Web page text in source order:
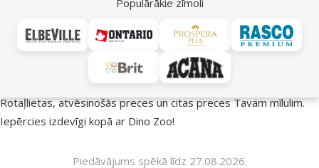
Populārākie zīmoli
Vasara turpinās – atlaides katrai gaumei!
Rotaļlietas, atvēsinošās preces un citas preces Tavam mīlulim.
Iepērcies izdevīgi kopā ar Dino Zoo!
Piedāvājums spēkā līdz 27.08.2026.